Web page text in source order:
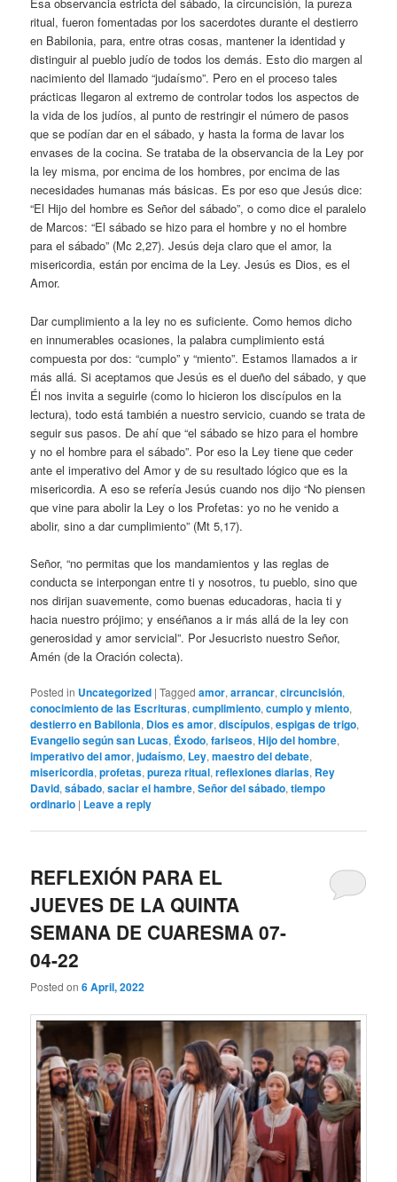
Esa observancia estricta del sábado, la circuncisión, la pureza
ritual, fueron fomentadas por los sacerdotes durante el destierro
en Babilonia, para, entre otras cosas, mantener la identidad y
distinguir al pueblo judío de todos los demás. Esto dio margen al
nacimiento del llamado “judaísmo”. Pero en el proceso tales
prácticas llegaron al extremo de controlar todos los aspectos de
la vida de los judíos, al punto de restringir el número de pasos
que se podían dar en el sábado, y hasta la forma de lavar los
envases de la cocina. Se trataba de la observancia de la Ley por
la ley misma, por encima de los hombres, por encima de las
necesidades humanas más básicas. Es por eso que Jesús dice:
“El Hijo del hombre es Señor del sábado”, o como dice el paralelo
de Marcos: “El sábado se hizo para el hombre y no el hombre
para el sábado” (Mc 2,27). Jesús deja claro que el amor, la
misericordia, están por encima de la Ley. Jesús es Dios, es el
Amor.
Dar cumplimiento a la ley no es suficiente. Como hemos dicho
en innumerables ocasiones, la palabra cumplimiento está
compuesta por dos: “cumplo” y “miento”. Estamos llamados a ir
más allá. Si aceptamos que Jesús es el dueño del sábado, y que
Él nos invita a seguirle (como lo hicieron los discípulos en la
lectura), todo está también a nuestro servicio, cuando se trata de
seguir sus pasos. De ahí que “el sábado se hizo para el hombre
y no el hombre para el sábado”. Por eso la Ley tiene que ceder
ante el imperativo del Amor y de su resultado lógico que es la
misericordia. A eso se refería Jesús cuando nos dijo “No piensen
que vine para abolir la Ley o los Profetas: yo no he venido a
abolir, sino a dar cumplimiento” (Mt 5,17).
Señor, “no permitas que los mandamientos y las reglas de
conducta se interpongan entre ti y nosotros, tu pueblo, sino que
nos dirijan suavemente, como buenas educadoras, hacia ti y
hacia nuestro prójimo; y enséñanos a ir más allá de la ley con
generosidad y amor servicial”. Por Jesucristo nuestro Señor,
Amén (de la Oración colecta).
Posted in Uncategorized |Tagged amor,arrancar,circuncisión,
conocimiento de las Escrituras,cumplimiento,cumplo y miento,
destierro en Babilonia, Dios es amor,discípulos,espigas de trigo,
Evangelio según san Lucas, Éxodo,fariseos,Hijo del hombre,
imperativo del amor,judaísmo, Ley,maestro del debate,
misericordia,profetas,pureza ritual,reflexiones diarias, Rey
David,sábado,saciar el hambre,Señor del sábado,tiempo
ordinario | Leave a reply
REFLEXIÓN PARA EL
JUEVES DE LA QUINTA
SEMANA DE CUARESMA 07-
04-22
Posted on6 April, 2022